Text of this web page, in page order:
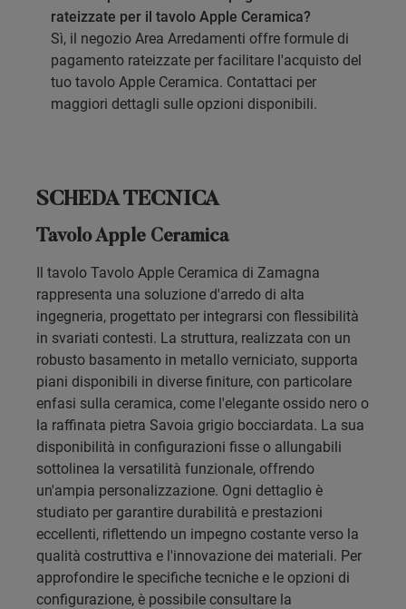
rateizzate per il tavolo Apple Ceramica?
Sì, il negozio Area Arredamenti offre formule di
pagamento rateizzate per facilitare l'acquisto del
tuo tavolo Apple Ceramica. Contattaci per
maggiori dettagli sulle opzioni disponibili.
SCHEDA TECNICA
Tavolo Apple Ceramica
Il tavolo Tavolo Apple Ceramica di Zamagna
rappresenta una soluzione d'arredo di alta
ingegneria, progettato per integrarsi con flessibilità
in svariati contesti. La struttura, realizzata con un
robusto basamento in metallo verniciato, supporta
piani disponibili in diverse finiture, con particolare
enfasi sulla ceramica, come l'elegante ossido nero o
la raffinata pietra Savoia grigio bocciardata. La sua
disponibilità in configurazioni fisse o allungabili
sottolinea la versatilità funzionale, offrendo
un'ampia personalizzazione. Ogni dettaglio è
studiato per garantire durabilità e prestazioni
eccellenti, riflettendo un impegno costante verso la
qualità costruttiva e l'innovazione dei materiali. Per
approfondire le specifiche tecniche e le opzioni di
configurazione, è possibile consultare la